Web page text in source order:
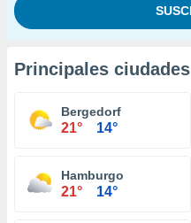
Principales ciudades
Bergedorf
21° 14°
Hamburgo
21° 14°